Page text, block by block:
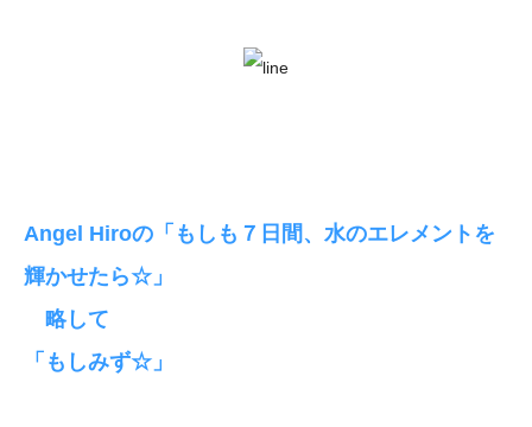
Angel Hiroの「もしも７日間、水のエレメントを
輝かせたら☆」
略して
「もしみず☆」